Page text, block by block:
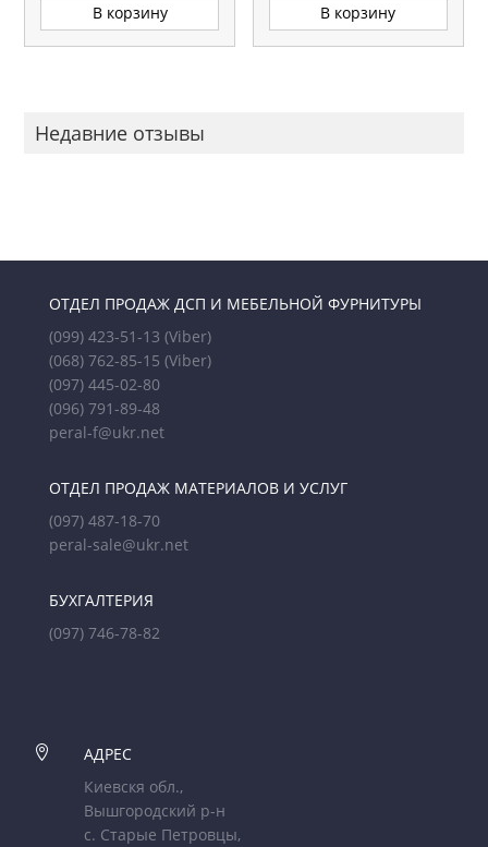
В корзину В корзину
Недавние отзывы
ОТДЕЛ ПРОДАЖ ДСП И МЕБЕЛЬНОЙ ФУРНИТУРЫ
(099) 423-51-13 (Viber)
(068) 762-85-15 (Viber)
(097) 445-02-80
(096) 791-89-48
peral-f@ukr.net
ОТДЕЛ ПРОДАЖ МАТЕРИАЛОВ И УСЛУГ
(097) 487-18-70
peral-sale@ukr.net
БУХГАЛТЕРИЯ
(097) 746-78-82

АДРЕС
Киевскя обл.,
Вышгородский р-н
с. Старые Петровцы,